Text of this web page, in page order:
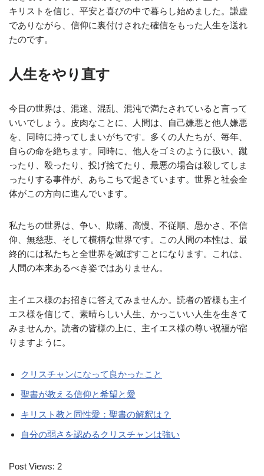
キリストを信じ、平安と喜びの中で暮らし始めました。謙虚
でありながら、信仰に裏付けされた確信をもった人生を送れ
たのです。
人生をやり直す
今日の世界は、混迷、混乱、混沌で満たされていると言って
いいでしょう。皮肉なことに、人間は、自己嫌悪と他人嫌悪
を、同時に持ってしまいがちです。多くの人たちが、毎年、
自らの命を絶ちます。同時に、他人をゴミのように扱い、蹴
ったり、殴ったり、投げ捨てたり、最悪の場合は殺してしま
ったりする事件が、あちこちで起きています。世界と社会全
体がこの方向に進んでいます。
私たちの世界は、争い、欺瞞、高慢、不従順、愚かさ、不信
仰、無慈悲、そして横柄な世界です。この人間の本性は、最
終的には私たちと全世界を滅ぼすことになります。これは、
人間の本来あるべき姿ではありません。
主イエス様のお招きに答えてみませんか。読者の皆様も主イ
エス様を信じて、素晴らしい人生、かっこいい人生を生きて
みませんか。読者の皆様の上に、主イエス様の尊い祝福が宿
りますように。
クリスチャンになって良かったこと
聖書が教える信仰と希望と愛
キリスト教と同性愛：聖書の解釈は？
自分の弱さを認めるクリスチャンは強い
Post Views: 2